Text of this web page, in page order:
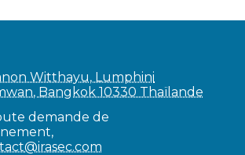
Witthayu, Lumphini
Bangkok 10330 Thaïlande
demande de
@irasec.com